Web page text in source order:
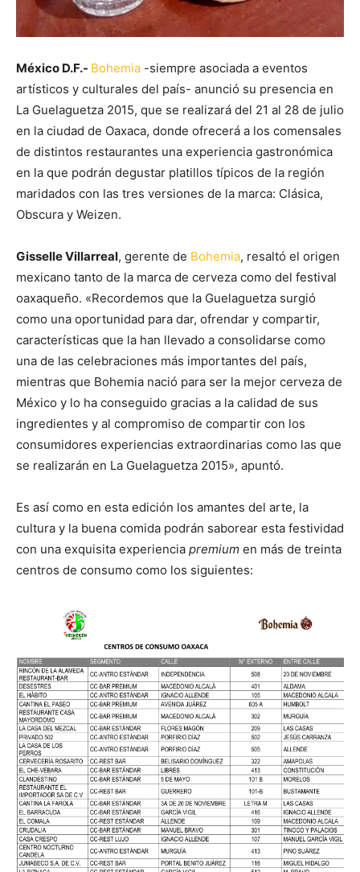
México D.F.- Bohemia -siempre asociada a eventos
artísticos y culturales del país- anunció su presencia en
La Guelaguetza 2015, que se realizará del 21 al 28 de julio
en la ciudad de Oaxaca, donde ofrecerá a los comensales
de distintos restaurantes una experiencia gastronómica
en la que podrán degustar platillos típicos de la región
maridados con las tres versiones de la marca: Clásica,
Obscura y Weizen.
Gisselle Villarreal, gerente de Bohemia, resaltó el origen
mexicano tanto de la marca de cerveza como del festival
oaxaqueño. «Recordemos que la Guelaguetza surgió
como una oportunidad para dar, ofrendar y compartir,
características que la han llevado a consolidarse como
una de las celebraciones más importantes del país,
mientras que Bohemia nació para ser la mejor cerveza de
México y lo ha conseguido gracias a la calidad de sus
ingredientes y al compromiso de compartir con los
consumidores experiencias extraordinarias como las que
se realizarán en La Guelaguetza 2015», apuntó.
Es así como en esta edición los amantes del arte, la
cultura y la buena comida podrán saborear esta festividad
con una exquisita experiencia premium en más de treinta
centros de consumo como los siguientes: